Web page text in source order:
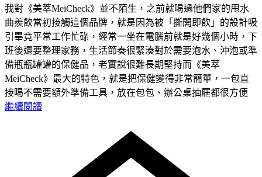
我對《美萃MeiCheck》並不陌生，之前就喝過他們家的甩水
曲羨飲當初接觸這個品牌，就是因為被「撕開即飲」的設計吸
引畢竟平常工作忙碌，經常一坐在電腦前就是好幾個小時，下
班後還要整理家務，生活節奏很緊湊對於需要泡水、沖泡或準
備瓶瓶罐罐的保健品，老實說很難長期堅持而《美萃
MeiCheck》最大的特色，就是把保健變得非常簡單，一包直
接喝不需要額外準備工具，放在包包、辦公桌抽屜都很方便
繼續閱讀